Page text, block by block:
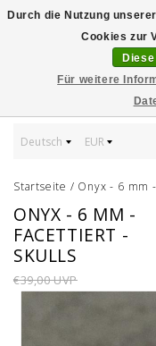
Deutsch EUR
Startseite / Onyx - 6 mm
ONYX - 6 MM -
FACETTIERT -
SKULLS
€39,00 UVP
Durch die Nutzung
Cookies zur
Für weitere